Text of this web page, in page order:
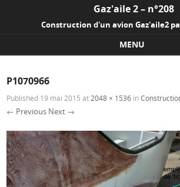
Gaz'aile 2 – n°208
Construction d'un avion Gaz'aile2
MENU
P1070966
Published 19 mai 2015 at 2048 × 1536 in
← Previous Next →